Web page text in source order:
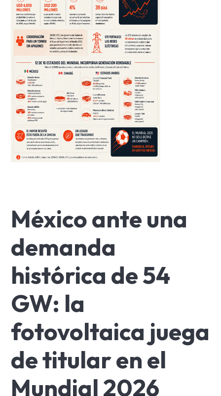
México ante una
demanda
histórica de 54
GW: la
fotovoltaica juega
de titular en el
Mundial 2026